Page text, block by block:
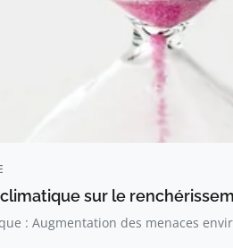
climatique sur le
: Augmentation des menaces